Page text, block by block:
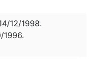
12/1998.
1996.